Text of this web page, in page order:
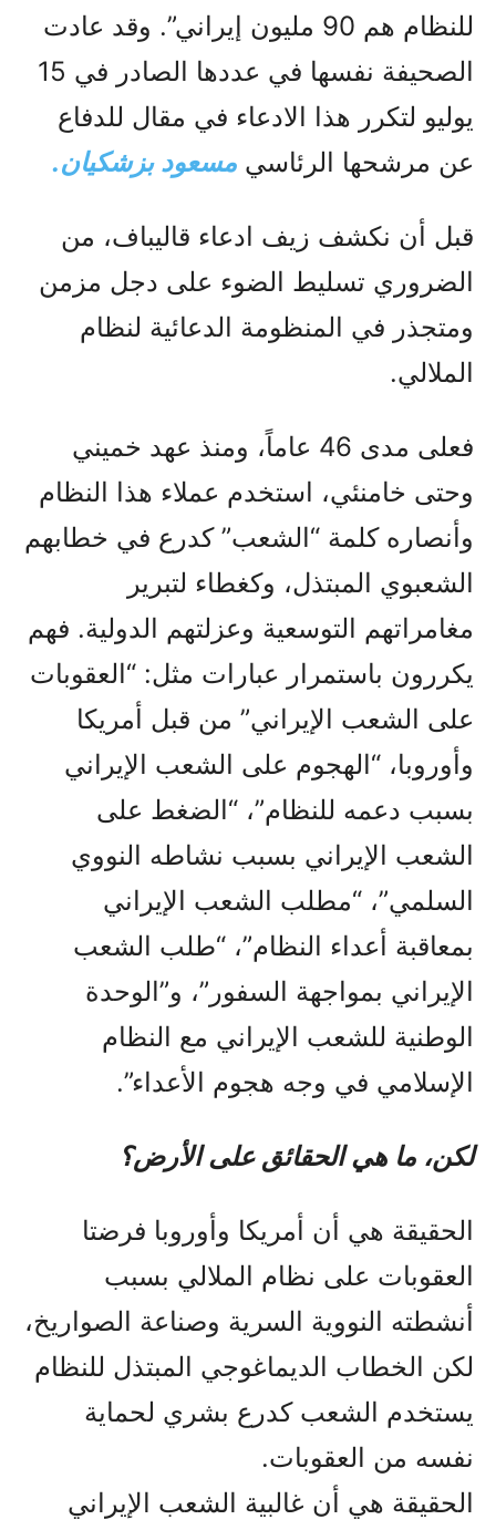
للنظام هم 90 مليون إيراني”. وقد عادت
الصحيفة نفسها في عددها الصادر في 15
يوليو لتكرر هذا الادعاء في مقال للدفاع
عن مرشحها الرئاسي مسعود بزشكيان.
قبل أن نكشف زيف ادعاء قاليباف، من
الضروري تسليط الضوء على دجل مزمن
ومتجذر في المنظومة الدعائية لنظام
الملالي.
فعلى مدى 46 عاماً، ومنذ عهد خميني
وحتى خامنئي، استخدم عملاء هذا النظام
وأنصاره كلمة “الشعب” كدرع في خطابهم
الشعبوي المبتذل، وكغطاء لتبرير
مغامراتهم التوسعية وعزلتهم الدولية. فهم
يكررون باستمرار عبارات مثل: “العقوبات
على الشعب الإيراني” من قبل أمريكا
وأوروبا، “الهجوم على الشعب الإيراني
بسبب دعمه للنظام”، “الضغط على
الشعب الإيراني بسبب نشاطه النووي
السلمي”، “مطلب الشعب الإيراني
بمعاقبة أعداء النظام”، “طلب الشعب
الإيراني بمواجهة السفور”، و”الوحدة
الوطنية للشعب الإيراني مع النظام
الإسلامي في وجه هجوم الأعداء”.
لكن، ما هي الحقائق على الأرض؟
الحقيقة هي أن أمريكا وأوروبا فرضتا
العقوبات على نظام الملالي بسبب
أنشطته النووية السرية وصناعة الصواريخ،
لكن الخطاب الديماغوجي المبتذل للنظام
يستخدم الشعب كدرع بشري لحماية
نفسه من العقوبات.
الحقيقة هي أن غالبية الشعب الإيراني